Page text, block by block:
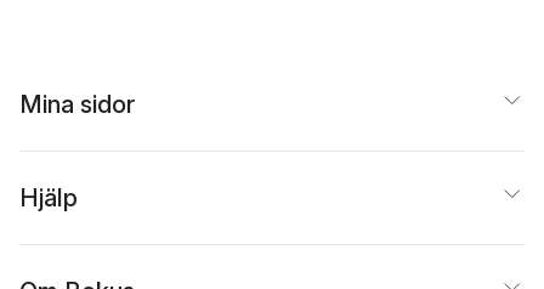
Mina sidor
Hjälp